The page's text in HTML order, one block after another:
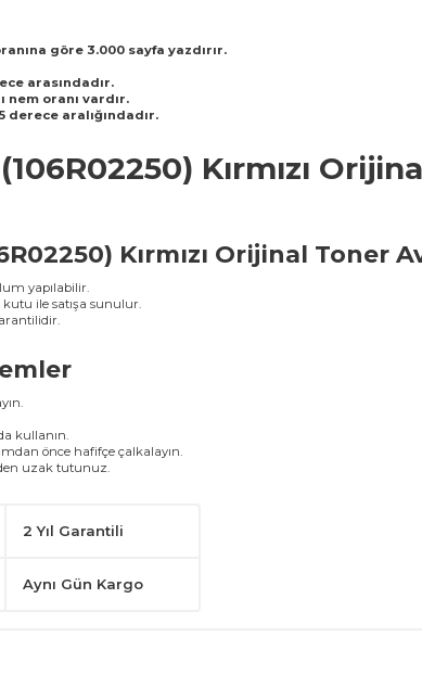
göre 3.000 sayfa yazdırır.
arasındadır.
nem oranı vardır.
derece aralığındadır.
Kırmızı
Kırmızı Orijinal Toner
yapılabilir.
ile satışa sunulur.
kullanın.
önce hafifçe çalkalayın.
uzak tutunuz.
2 Yıl Garantili
Aynı Gün Kargo